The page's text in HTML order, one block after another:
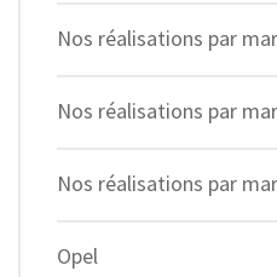
Nos réalisations par
Nos réalisations par
Nos réalisations par
Opel